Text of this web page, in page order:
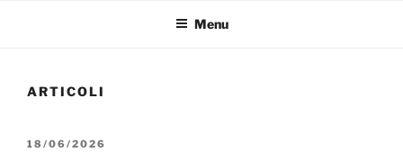
Menu
ARTICOLI
PUBBLICATO
18/06/2026